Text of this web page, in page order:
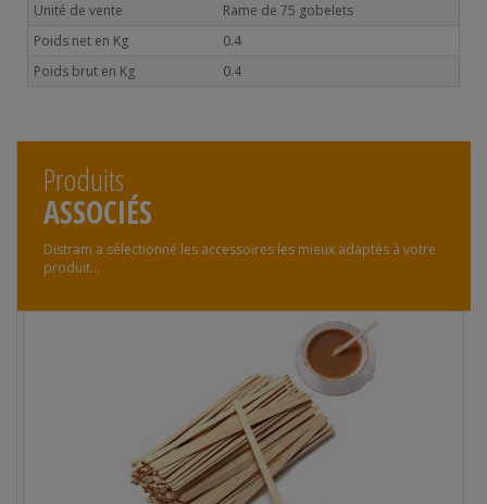
Unité de vente
Rame de 75 gobelets
Poids net en Kg
0.4
Poids brut en Kg
0.4
Produits
ASSOCIÉS
Distram a sélectionné les accessoires les mieux adaptés à votre
produit...